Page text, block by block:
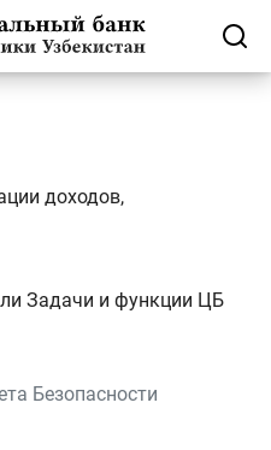
доходов,
Задачи и функции ЦБ
Безопасности